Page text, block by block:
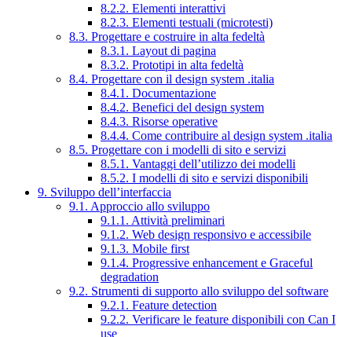
8.2.2. Elementi interattivi
8.2.3. Elementi testuali (microtesti)
8.3. Progettare e costruire in alta fedeltà
8.3.1. Layout di pagina
8.3.2. Prototipi in alta fedeltà
8.4. Progettare con il design system .italia
8.4.1. Documentazione
8.4.2. Benefici del design system
8.4.3. Risorse operative
8.4.4. Come contribuire al design system .italia
8.5. Progettare con i modelli di sito e servizi
8.5.1. Vantaggi dell’utilizzo dei modelli
8.5.2. I modelli di sito e servizi disponibili
9. Sviluppo dell’interfaccia
9.1. Approccio allo sviluppo
9.1.1. Attività preliminari
9.1.2. Web design responsivo e accessibile
9.1.3. Mobile first
9.1.4. Progressive enhancement e Graceful
degradation
9.2. Strumenti di supporto allo sviluppo del software
9.2.1. Feature detection
9.2.2. Verificare le feature disponibili con Can I
use